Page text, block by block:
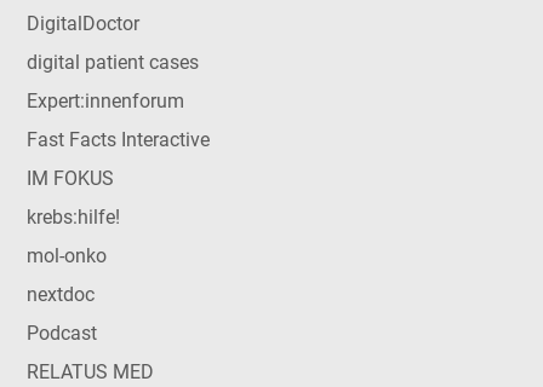
DigitalDoctor
digital patient cases
Expert:innenforum
Fast Facts Interactive
IM FOKUS
krebs:hilfe!
mol-onko
nextdoc
Podcast
RELATUS MED